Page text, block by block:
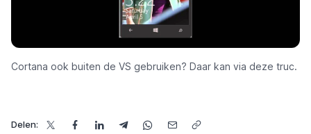
Cortana ook buiten de VS gebruiken? Daar kan via deze truc.
Delen: